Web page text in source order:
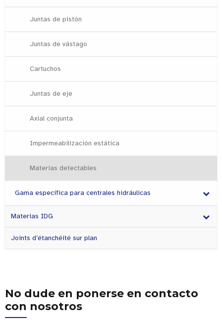
Juntas de pistón
Juntas de vástago
Cartuchos
Juntas de eje
Axial conjunta
Impermeabilización estática
Materias detectables
Gama específica para centrales hidráulicas
Materias IDG
Joints d’étanchéité sur plan
No dude en ponerse en contacto
con nosotros